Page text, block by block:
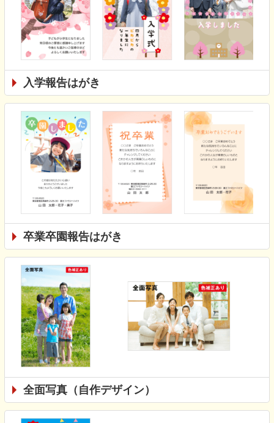
入学報告はがき
卒業卒園報告はがき
全面写真（自作デザイン）